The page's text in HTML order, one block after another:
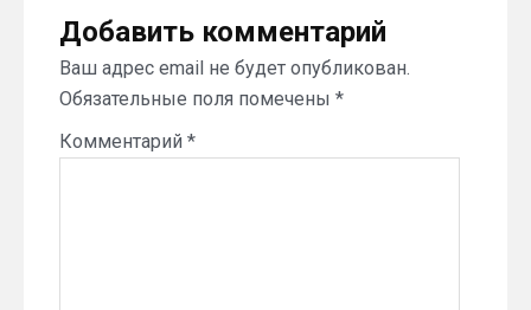
Добавить комментарий
Ваш адрес email не будет опубликован.
Обязательные поля помечены *
Комментарий *